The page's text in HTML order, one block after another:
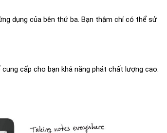
dụng của bên thứ ba. Bạn thậm chí có thể sử
cấp cho bạn khả năng phát chất lượng cao.